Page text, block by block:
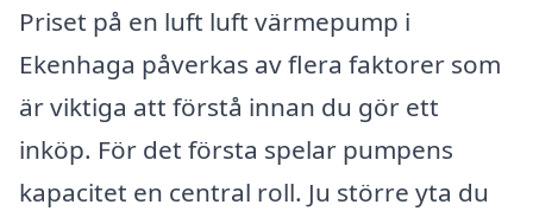
Priset på en luft luft värmepump i
Ekenhaga påverkas av flera faktorer som
är viktiga att förstå innan du gör ett
inköp. För det första spelar pumpens
kapacitet en central roll. Ju större yta du